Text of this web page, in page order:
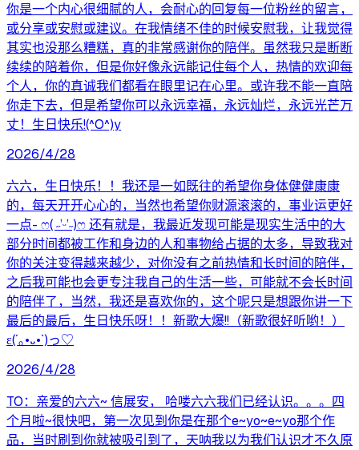
你是一个内心很细腻的人，会耐心的回复每一位粉丝的留言，
或分享或安慰或建议。在我情绪不佳的时候安慰我，让我觉得
其实也没那么糟糕，真的非常感谢你的陪伴。虽然我只是断断
续续的陪着你，但是你好像永远能记住每个人，热情的欢迎每
个人，你的真诚我们都看在眼里记在心里。或许我不能一直陪
你走下去，但是希望你可以永远幸福，永远灿烂，永远光芒万
丈！生日快乐!(^O^)y
2026/4/28
六六，生日快乐！！我还是一如既往的希望你身体健健康康
的，每天开开心心的，当然也希望你财源滚滚的，事业运更好
一点- ෆ( ˶’ᵕ’˶)ෆ 还有就是，我最近发现可能是现实生活中的大
部分时间都被工作和身边的人和事物给占据的太多，导致我对
你的关注变得越来越少，对你没有之前热情和长时间的陪伴，
之后我可能也会更专注我自己的生活一些，可能就不会长时间
的陪伴了，当然，我还是喜欢你的，这个呢只是想跟你讲一下
最后的最后，生日快乐呀！！新歌大爆!!（新歌很好听哟！）
ε(´｡•᎑•`)っ♡
2026/4/28
TO：亲爱的六六~ 信展安， 哈喽六六我们已经认识。。。四
个月啦~很快吧，第一次见到你是在那个e~yo~e~yo那个作
品，当时刷到你就被吸引到了，天呐我以为我们认识才不久原